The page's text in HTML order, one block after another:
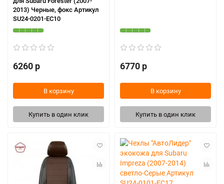
2013) Черные, фокс Артикул
SU24-0201-EC10
6260 р
В корзину
Купить в один клик
6770 р
В корзину
Купить в один клик